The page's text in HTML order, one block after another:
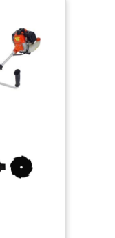
deux parties
❤️ MARQUE
en Haute-
permanent.